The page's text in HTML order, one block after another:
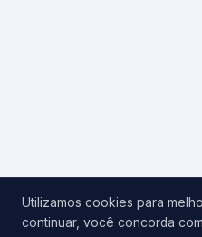
Utilizamos cookies para
continuar, você concorda